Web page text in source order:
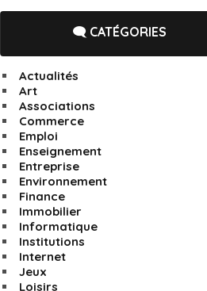
🗨️ CATÉGORIES
Actualités
Art
Associations
Commerce
Emploi
Enseignement
Entreprise
Environnement
Finance
Immobilier
Informatique
Institutions
Internet
Jeux
Loisirs